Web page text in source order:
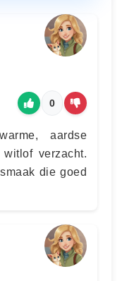
0
aardse
verzacht.
die goed